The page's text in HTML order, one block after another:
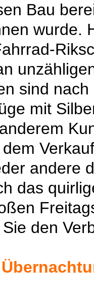
Bau
wurde.
sind
mit
andere
das
den